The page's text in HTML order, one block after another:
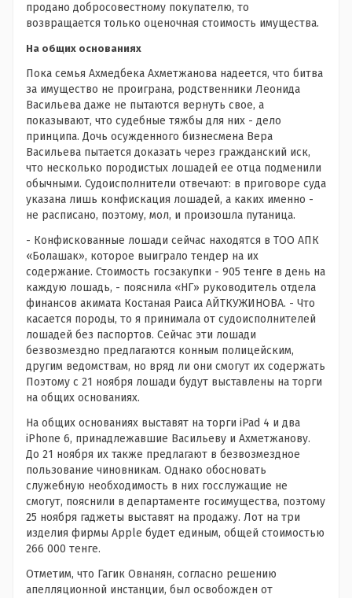
продано добросовестному покупателю, то
возвращается только оценочная стоимость имущества.
На общих основаниях
Пока семья Ахмедбека Ахметжанова надеется, что битва
за имущество не проиграна, родственники Леонида
Васильева даже не пытаются вернуть свое, а
показывают, что судебные тяжбы для них - дело
принципа. Дочь осужденного бизнесмена Вера
Васильева пытается доказать через гражданский иск,
что несколько породистых лошадей ее отца подменили
обычными. Судоисполнители отвечают: в приговоре суда
указана лишь конфискация лошадей, а каких именно -
не расписано, поэтому, мол, и произошла путаница.
- Конфискованные лошади сейчас находятся в ТОО АПК
«Болашак», которое выиграло тендер на их
содержание. Стоимость госзакупки - 905 тенге в день на
каждую лошадь, - пояснила «НГ» руководитель отдела
финансов акимата Костаная Раиса АЙТКУЖИНОВА. - Что
касается породы, то я принимала от судоисполнителей
лошадей без паспортов. Сейчас эти лошади
безвозмездно предлагаются конным полицейским,
другим ведомствам, но вряд ли они смогут их содержать
Поэтому с 21 ноября лошади будут выставлены на торги
на общих основаниях.
На общих основаниях выставят на торги iPad 4 и два
iPhone 6, принадлежавшие Васильеву и Ахметжанову.
До 21 ноября их также предлагают в безвозмездное
пользование чиновникам. Однако обосновать
служебную необходимость в них госслужащие не
смогут, пояснили в департаменте госимущества, поэтому
25 ноября гаджеты выставят на продажу. Лот на три
изделия фирмы Apple будет единым, общей стоимостью
266 000 тенге.
Отметим, что Гагик Овнанян, согласно решению
апелляционной инстанции, был освобожден от